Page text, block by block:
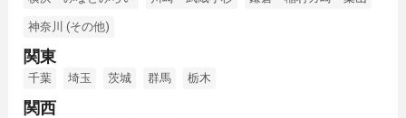
神奈川 (その他)
関東
千葉 埼玉 茨城 群馬 栃木
関西